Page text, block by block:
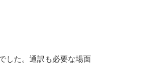
した。通訳も必要な場面